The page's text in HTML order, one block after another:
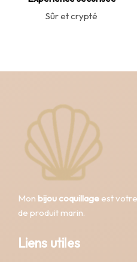
Sûr et crypté
Mon bijou coquillage est
de produit marin.
Liens utiles